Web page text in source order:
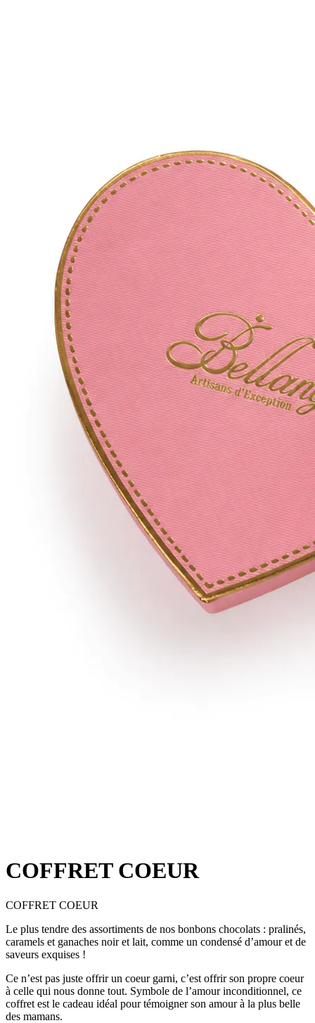
COFFRET COEUR
COFFRET COEUR
Le plus tendre des assortiments de nos bonbons chocolats : pralinés,
caramels et ganaches noir et lait, comme un condensé d’amour et de
saveurs exquises !
Ce n’est pas juste offrir un coeur garni, c’est offrir son propre coeur
à celle qui nous donne tout. Symbole de l’amour inconditionnel, ce
coffret est le cadeau idéal pour témoigner son amour à la plus belle
des mamans.